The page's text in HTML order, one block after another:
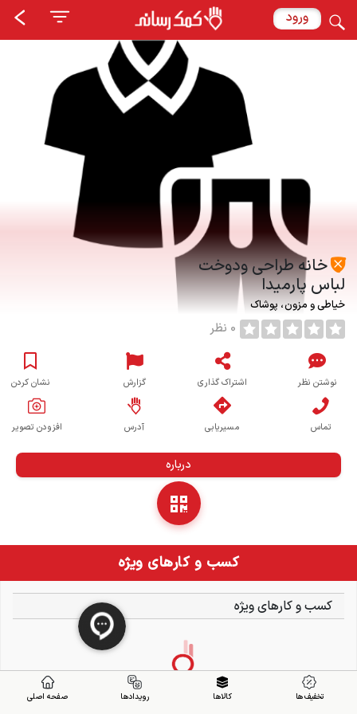
ورود
خانه طراحی ودوخت
لباس پارمیدا
خیاطی و مزون پوشاک
0 نظر
نوشتن نظر اشتراک گذاری گزارش نشان کردن
تماس مسیریابی آدرس افزودن تصویر
درباره
کسب و کارهای ویژه
کسب و کارهای ویژه
تخفیف ها کالاها رویدادها صفحه اصلی